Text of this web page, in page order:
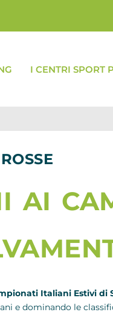
I CENTRI SPORT
ai
Italiani Estivi di
e dominando le